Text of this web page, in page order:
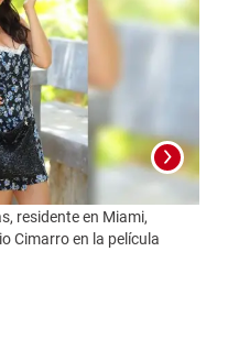
residente en Miami,
Cimarro en la película